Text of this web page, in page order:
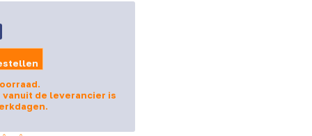
de leverancier is